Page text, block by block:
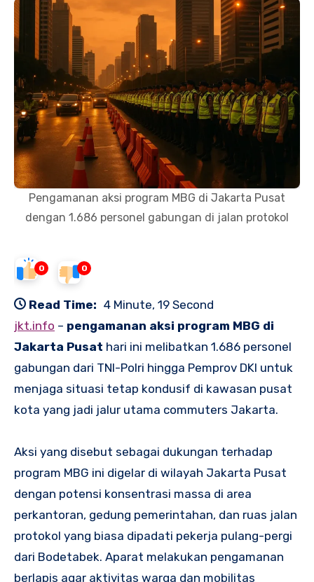
Pengamanan aksi program MBG di Jakarta Pusat
dengan 1.686 personel gabungan di jalan protokol
0 0
Read Time: 4 Minute, 19 Second
jkt.info – pengamanan aksi program MBG di
Jakarta Pusat hari ini melibatkan 1.686 personel
gabungan dari TNI-Polri hingga Pemprov DKI untuk
menjaga situasi tetap kondusif di kawasan pusat
kota yang jadi jalur utama commuters Jakarta.
Aksi yang disebut sebagai dukungan terhadap
program MBG ini digelar di wilayah Jakarta Pusat
dengan potensi konsentrasi massa di area
perkantoran, gedung pemerintahan, dan ruas jalan
protokol yang biasa dipadati pekerja pulang-pergi
dari Bodetabek. Aparat melakukan pengamanan
berlapis agar aktivitas warga dan mobilitas